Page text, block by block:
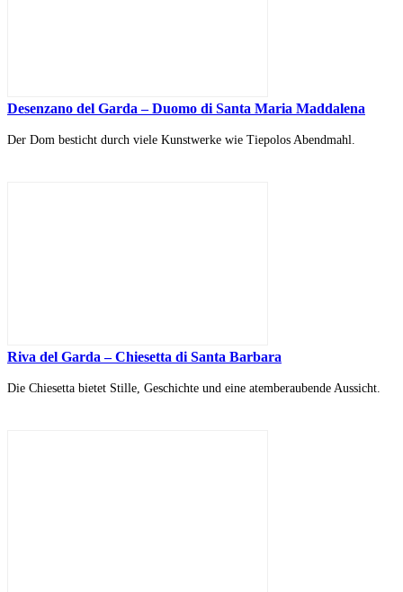
Desenzano del Garda – Duomo di Santa Maria Maddalena
Der Dom besticht durch viele Kunstwerke wie Tiepolos Abendmahl.
Riva del Garda – Chiesetta di Santa Barbara
Die Chiesetta bietet Stille, Geschichte und eine atemberaubende Aussicht.